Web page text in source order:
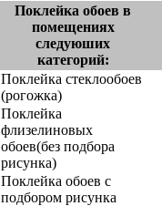
Поклейка обоев в
помещениях
следуюших
категорий:
Поклейка стеклообоев
(рогожка)
Поклейка
флизелиновых
обоев(без подбора
рисунка)
Поклейка обоев с
подбором рисунка